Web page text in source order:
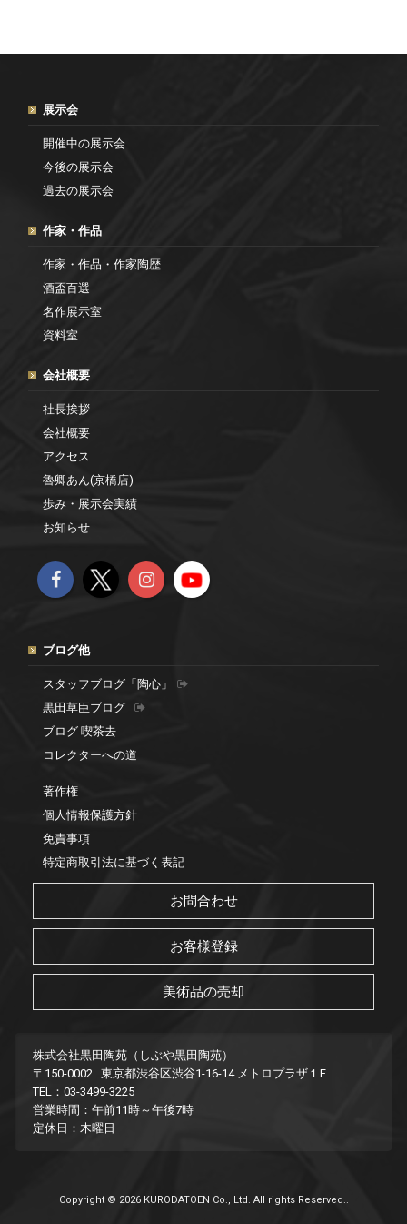
展示会
開催中の展示会
今後の展示会
過去の展示会
作家・作品
作家・作品・作家陶歴
酒盃百選
名作展示室
資料室
会社概要
社長挨拶
会社概要
アクセス
魯卿あん(京橋店)
歩み・展示会実績
お知らせ
ブログ他
スタッフブログ「陶心」
黒田草臣ブログ
ブログ 喫茶去
コレクターへの道
著作権
個人情報保護方針
免責事項
特定商取引法に基づく表記
お問合わせ
お客様登録
美術品の売却
株式会社黒田陶苑（しぶや黒田陶苑）
〒150-0002 東京都渋谷区渋谷1-16-14 メトロプラザ１F
TEL：03-3499-3225
営業時間：午前11時～午後7時
定休日：木曜日
Copyright © 2026 KURODATOEN Co., Ltd. All rights Reserved..